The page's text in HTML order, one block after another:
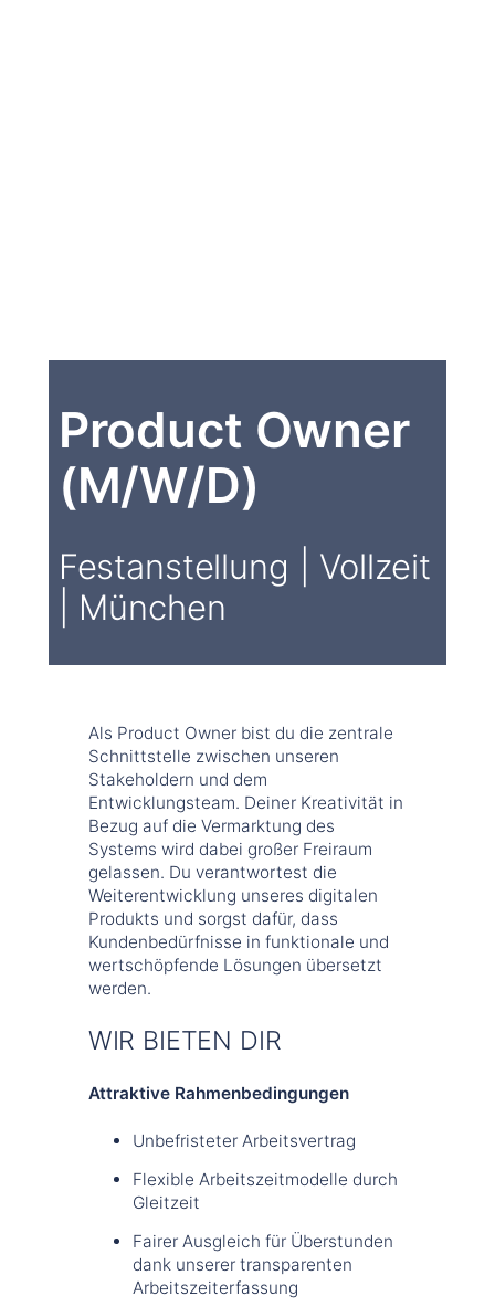
Product Owner
(M/W/D)
Festanstellung | Vollzeit
| München
Als Product Owner bist du die zentrale
Schnittstelle zwischen unseren
Stakeholdern und dem
Entwicklungsteam. Deiner Kreativität in
Bezug auf die Vermarktung des
Systems wird dabei großer Freiraum
gelassen. Du verantwortest die
Weiterentwicklung unseres digitalen
Produkts und sorgst dafür, dass
Kundenbedürfnisse in funktionale und
wertschöpfende Lösungen übersetzt
werden.
WIR BIETEN DIR
Attraktive Rahmenbedingungen
Unbefristeter Arbeitsvertrag
Flexible Arbeitszeitmodelle durch
Gleitzeit
Fairer Ausgleich für Überstunden
dank unserer transparenten
Arbeitszeiterfassung